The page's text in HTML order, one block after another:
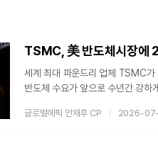
TSMC, 美 반도체시장에
세계 최대 파운드리 업체 TSMC가
반도체 수요가 앞으로 수년간 강
산시설을 구축하는 대규모 프로젝
글로벌에픽 안재후 CP 2026-